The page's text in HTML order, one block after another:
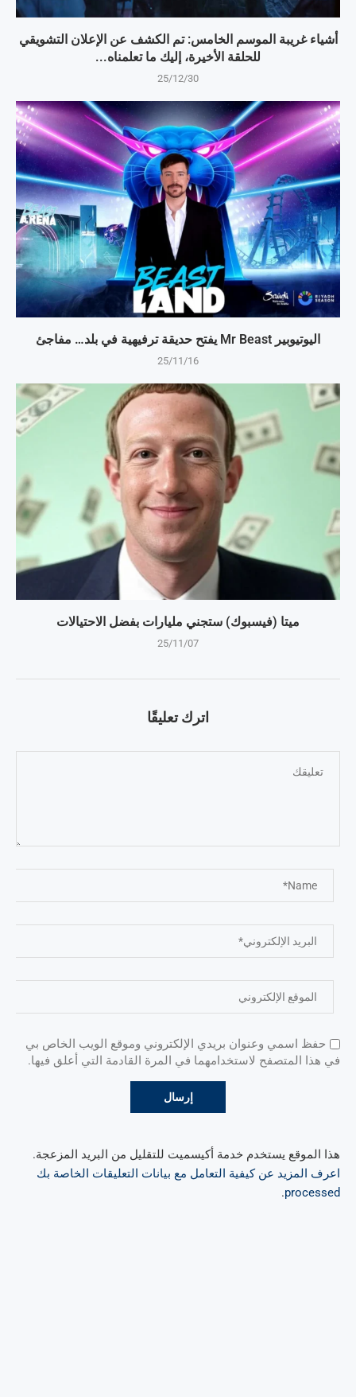
أشياء غريبة الموسم الخامس: تم الكشف عن الإعلان التشويقي
للحلقة الأخيرة، إليك ما تعلمناه...
25/12/30
اليوتيوبير Mr Beast يفتح حديقة ترفيهية في بلد… مفاجئ
25/11/16
ميتا (فيسبوك) ستجني مليارات بفضل الاحتيالات
25/11/07
اترك تعليقًا
حفظ اسمي وعنوان بريدي الإلكتروني وموقع الويب الخاص بي
في هذا المتصفح لاستخدامهما في المرة القادمة التي أعلق فيها.
هذا الموقع يستخدم خدمة أكيسميت للتقليل من البريد المزعجة.
اعرف المزيد عن كيفية التعامل مع بيانات التعليقات الخاصة بك
processed
.